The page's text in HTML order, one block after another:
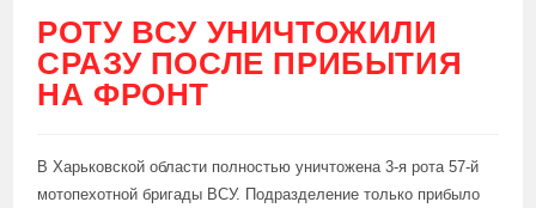
РОТУ ВСУ УНИЧТОЖИЛИ
СРАЗУ ПОСЛЕ ПРИБЫТИЯ
НА ФРОНТ
В Харьковской области полностью уничтожена 3-я рота 57-й
мотопехотной бригады ВСУ. Подразделение только прибыло